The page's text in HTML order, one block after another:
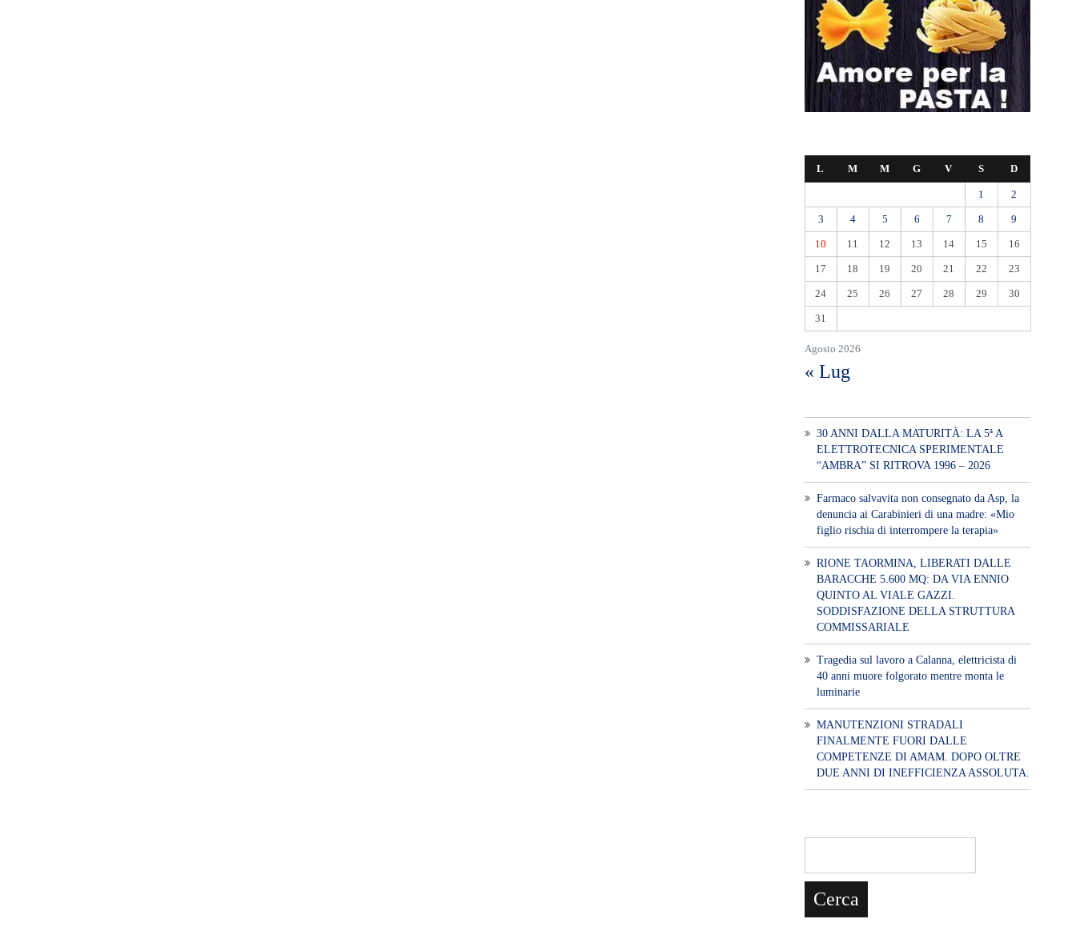
Agosto 2026
L M M G V S D
1 2
3 4 5 6 7 8 9
10 11 12 13 14 15 16
17 18 19 20 21 22 23
24 25 26 27 28 29 30
31
« Lug
30 ANNI DALLA MATURITÀ: LA 5ª A
ELETTROTECNICA SPERIMENTALE
“AMBRA” SI RITROVA 1996 – 2026
Farmaco salvavita non consegnato da Asp, la
denuncia ai Carabinieri di una madre: «Mio
figlio rischia di interrompere la terapia»
RIONE TAORMINA, LIBERATI DALLE
BARACCHE 5.600 MQ: DA VIA ENNIO
QUINTO AL VIALE GAZZI.
SODDISFAZIONE DELLA STRUTTURA
COMMISSARIALE
Tragedia sul lavoro a Calanna, elettricista di
40 anni muore folgorato mentre monta le
luminarie
MANUTENZIONI STRADALI
FINALMENTE FUORI DALLE
COMPETENZE DI AMAM. DOPO OLTRE
DUE ANNI DI INEFFICIENZA ASSOLUTA.